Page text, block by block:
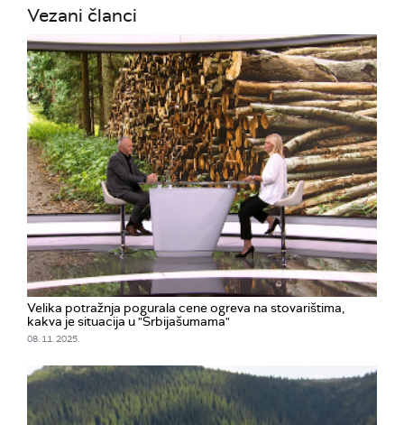
Vezani članci
Velika potražnja pogurala cene ogreva na stovarištima,
kakva je situacija u "Srbijašumama"
08. 11. 2025.